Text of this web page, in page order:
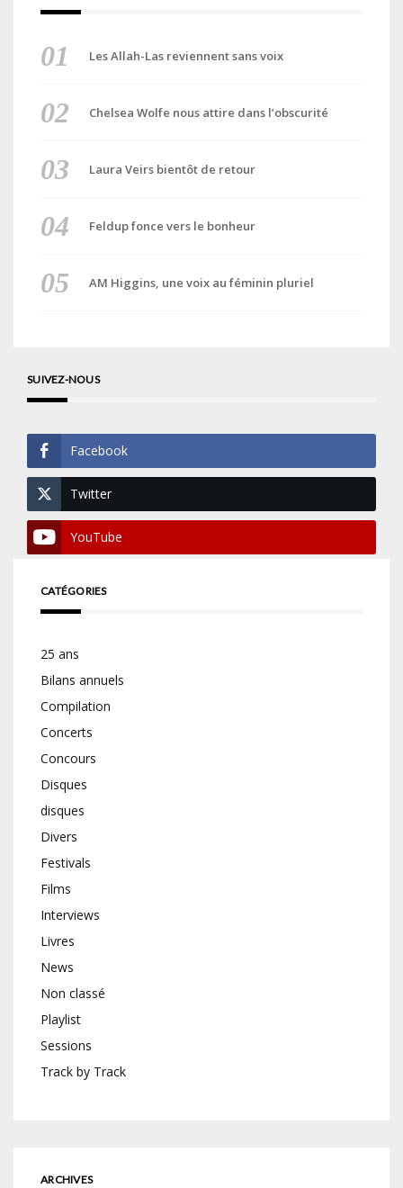
Les Allah-Las reviennent sans voix
Chelsea Wolfe nous attire dans l’obscurité
Laura Veirs bientôt de retour
Feldup fonce vers le bonheur
AM Higgins, une voix au féminin pluriel
SUIVEZ-NOUS
Facebook
Twitter
YouTube
CATÉGORIES
25 ans
Bilans annuels
Compilation
Concerts
Concours
Disques
disques
Divers
Festivals
Films
Interviews
Livres
News
Non classé
Playlist
Sessions
Track by Track
ARCHIVES